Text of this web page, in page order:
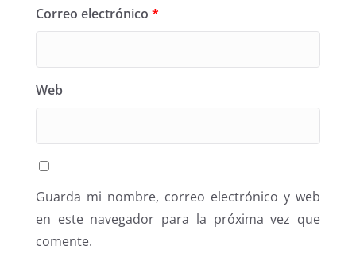
Correo electrónico *
Web
Guarda mi nombre, correo electrónico y web
en este navegador para la próxima vez que
comente.